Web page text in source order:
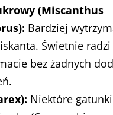
(Miscanthus
Bardziej
Świetnie
bez żadnych
Niektóre